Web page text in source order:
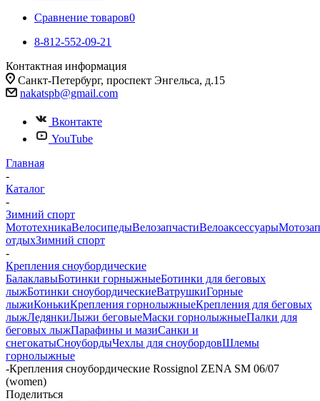
Сравнение товаров0
8-812-552-09-21
Контактная информация
Санкт-Петербург, проспект Энгельса, д.15
nakatspb@gmail.com
Вконтакте
YouTube
Главная
-
Каталог
-
Зимний спорт
МототехникаВелосипедыВелозапчастиВелоаксессуары
отдыхЗимний спорт
-
Крепления сноубордические
БалаклавыБотинки горныжныеБотинки для беговых
лыжБотинки сноубордическиеВатрушкиГорные
лыжиКонькиКрепления горнолыжныеКрепления для беговых
лыжЛедянкиЛыжи беговыеМаски горнолыжныеПалки для
беговых лыжПарафины и мазиСанки и
снегокатыСноубордыЧехлы для сноубордовШлемы
горнолыжные
-Крепления сноубордические Rossignol ZENA SM 06/07
(women)
Поделиться